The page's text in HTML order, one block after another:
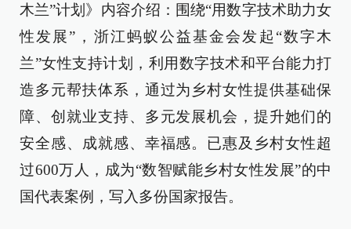
木兰”计划》内容介绍：围绕“用数字技术助力女
性发展”，浙江蚂蚁公益基金会发起“数字木
兰”女性支持计划，利用数字技术和平台能力打
造多元帮扶体系，通过为乡村女性提供基础保
障、创就业支持、多元发展机会，提升她们的
安全感、成就感、幸福感。已惠及乡村女性超
过600万人，成为“数智赋能乡村女性发展”的中
国代表案例，写入多份国家报告。